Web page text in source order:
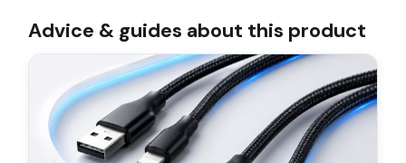
Advice & guides about this product